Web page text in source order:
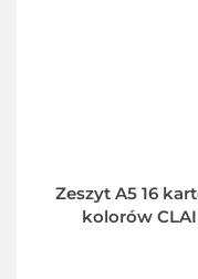
Zeszyt A5 16
kolorów